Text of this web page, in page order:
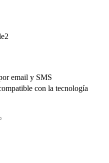
email y SMS
con la tecnología